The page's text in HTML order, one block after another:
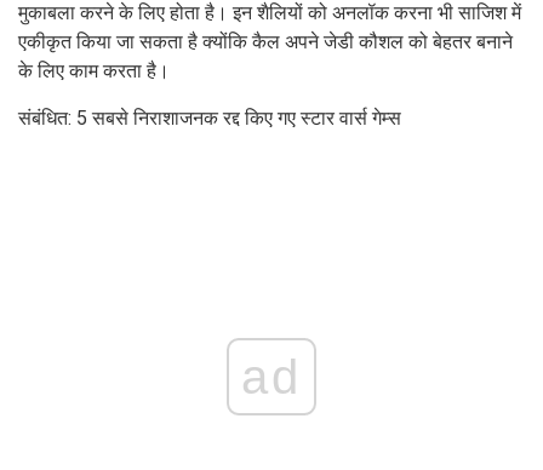
मुकाबला करने के लिए होता है। इन शैलियों को अनलॉक करना भी साजिश में
एकीकृत किया जा सकता है क्योंकि कैल अपने जेडी कौशल को बेहतर बनाने
के लिए काम करता है।
संबंधित: 5 सबसे निराशाजनक रद्द किए गए स्टार वार्स गेम्स
ad